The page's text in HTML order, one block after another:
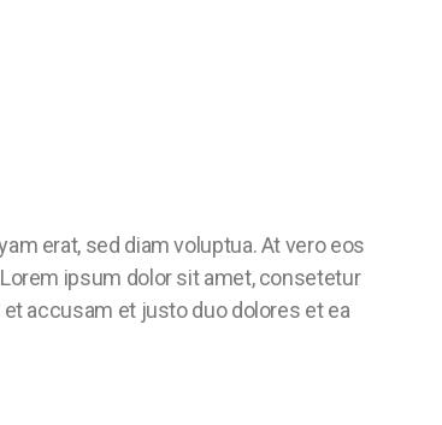
erat, sed diam voluptua. At vero eos
ipsum dolor sit amet, consetetur
accusam et justo duo dolores et ea